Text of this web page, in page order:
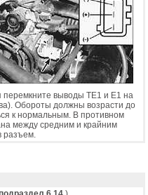
перемкните выводы ТЕ1 и Е1 на
Обороты должны возрасти до
к нормальным. В противном
между средним и крайним
разъем.